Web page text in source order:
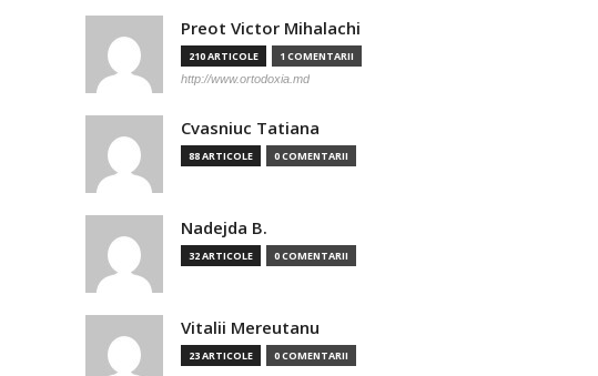
Preot Victor Mihalachi
210 ARTICOLE 1 COMENTARII
http://www.ortodoxia.md
Cvasniuc Tatiana
88 ARTICOLE 0 COMENTARII
Nadejda B.
32 ARTICOLE 0 COMENTARII
Vitalii Mereutanu
23 ARTICOLE 0 COMENTARII